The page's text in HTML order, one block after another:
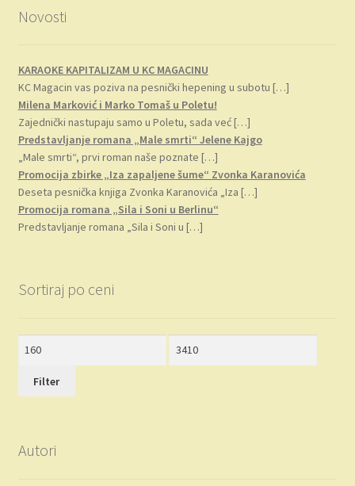
Novosti
KARAOKE KAPITALIZAM U KC MAGACINU
KC Magacin vas poziva na pesnički hepening u subotu […]
Milena Marković i Marko Tomaš u Poletu!
Zajednički nastupaju samo u Poletu, sada već[…]
Predstavljanje romana „Male smrti“ Jelene Kajgo
„Male smrti“, prvi roman naše poznate […]
Promocija zbirke „Iza zapaljene šume“ Zvonka Karanovića
Deseta pesnička knjiga Zvonka Karanovića „Iza […]
Promocija romana „Sila i Soni u Berlinu“
Predstavljanje romana „Sila i Soni u […]
Sortiraj po ceni
Filter
Autori